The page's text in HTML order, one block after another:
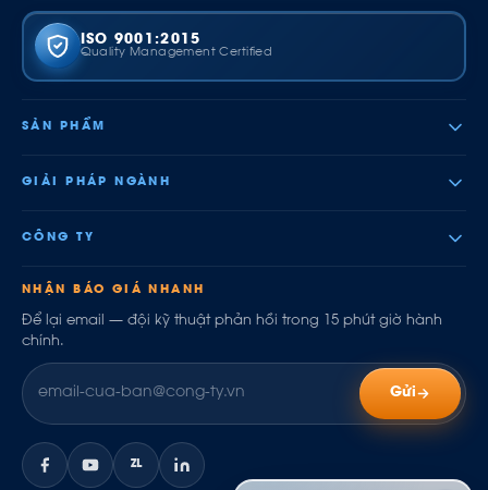
ISO 9001:2015
Quality Management Certified
SẢN PHẨM
GIẢI PHÁP NGÀNH
CÔNG TY
NHẬN BÁO GIÁ NHANH
Để lại email — đội kỹ thuật phản hồi trong 15 phút giờ hành
chính.
Gửi
ZL